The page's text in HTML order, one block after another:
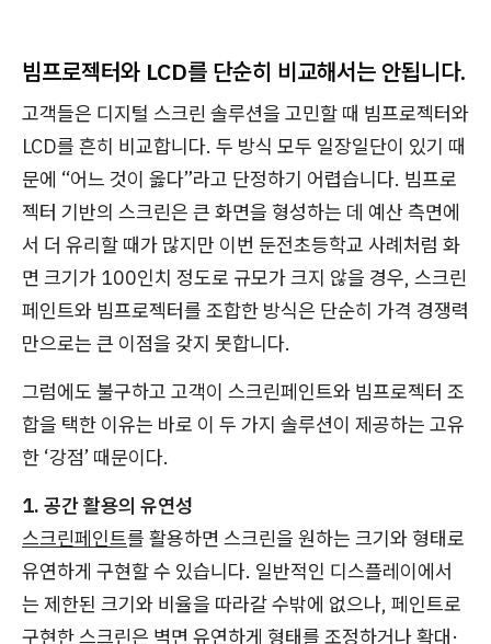
빔프로젝터와 LCD를 단순히 비교해서는 안됩니다.
고객들은 디지털 스크린 솔루션을 고민할 때 빔프로젝터와
LCD를 흔히 비교합니다. 두 방식 모두 일장일단이 있기 때
문에 “어느 것이 옳다”라고 단정하기 어렵습니다. 빔프로
젝터 기반의 스크린은 큰 화면을 형성하는 데 예산 측면에
서 더 유리할 때가 많지만 이번 둔전초등학교 사례처럼 화
면 크기가 100인치 정도로 규모가 크지 않을 경우, 스크린
페인트와 빔프로젝터를 조합한 방식은 단순히 가격 경쟁력
만으로는 큰 이점을 갖지 못합니다.
그럼에도 불구하고 고객이 스크린페인트와 빔프로젝터 조
합을 택한 이유는 바로 이 두 가지 솔루션이 제공하는 고유
한 ‘강점’ 때문이다.
1. 공간 활용의 유연성
스크린페인트를 활용하면 스크린을 원하는 크기와 형태로
유연하게 구현할 수 있습니다. 일반적인 디스플레이에서
는 제한된 크기와 비율을 따라갈 수밖에 없으나, 페인트로
구현한 스크린은 벽면 유연하게 형태를 조정하거나 확대·